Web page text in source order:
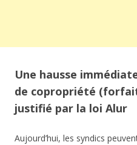
Une hausse
de copropriété
justifié par la loi Alur
Aujourd’hui, les syndics